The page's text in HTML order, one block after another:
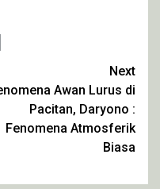
Next
Awan Lurus di
Pacitan, Daryono :
Fenomena Atmosferik
Biasa